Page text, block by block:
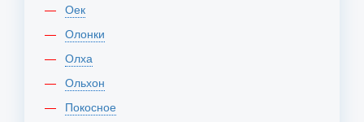
Оек
Олонки
Олха
Ольхон
Покосное